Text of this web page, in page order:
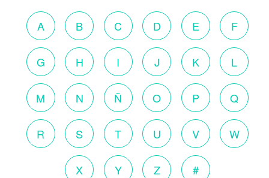
A B C D E F
G H I J K L
M N Ñ O P Q
R S T U V W
X Y Z #